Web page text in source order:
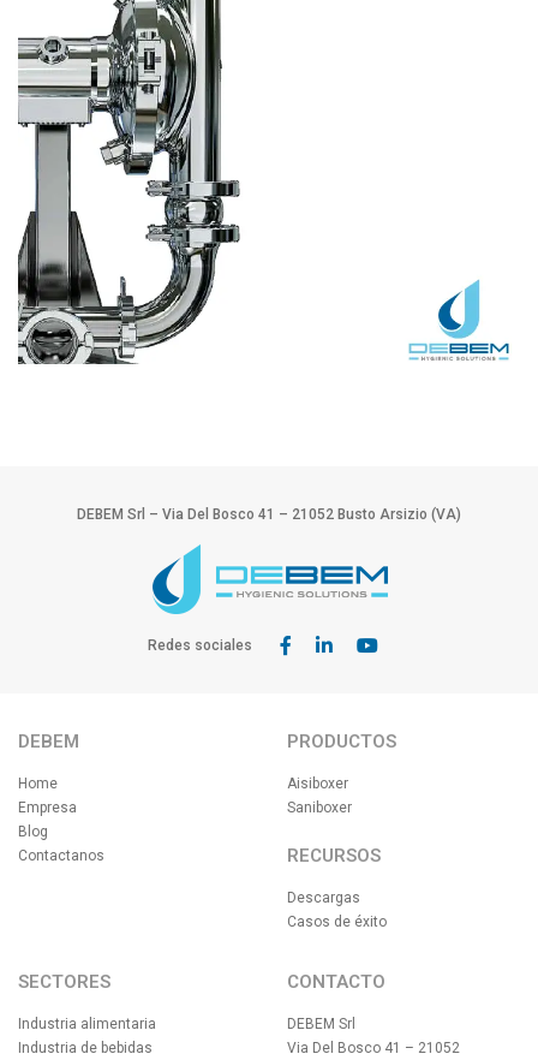
DEBEM Srl – Via Del Bosco 41 – 21052 Busto Arsizio (VA)
Redes sociales
DEBEM
Home
Empresa
Blog
Contactanos
PRODUCTOS
Aisiboxer
Saniboxer
RECURSOS
Descargas
Casos de éxito
SECTORES
Industria alimentaria
Industria de bebidas
CONTACTO
DEBEM Srl
Via Del Bosco 41 – 21052